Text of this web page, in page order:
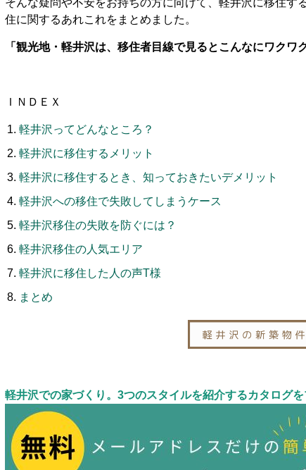
そんな疑問や不安をお持ちの方に向けて、軽井沢に移住
住に関するあれこれをまとめました。
「観光地・軽井沢は、移住者目線で見るとこんなにワクワ
ＩＮＤＥＸ
軽井沢ってどんなところ？
軽井沢に移住するメリット
軽井沢に移住するとき、知っておきたいデメリット
軽井沢への移住で失敗してしまうケース
軽井沢移住の失敗を防ぐには？
軽井沢移住の人気エリア
軽井沢に移住した人の声T様
まとめ
軽井沢での家づくり。3つのスタイルを紹介するカタログを